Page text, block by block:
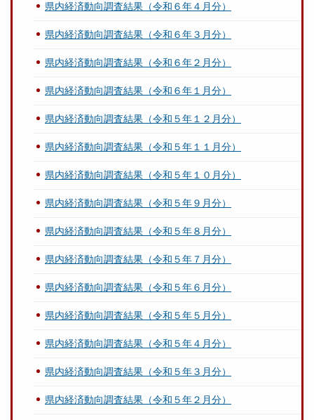
県内経済動向調査結果（令和６年４月分）
県内経済動向調査結果（令和６年３月分）
県内経済動向調査結果（令和６年２月分）
県内経済動向調査結果（令和６年１月分）
県内経済動向調査結果（令和５年１２月分）
県内経済動向調査結果（令和５年１１月分）
県内経済動向調査結果（令和５年１０月分）
県内経済動向調査結果（令和５年９月分）
県内経済動向調査結果（令和５年８月分）
県内経済動向調査結果（令和５年７月分）
県内経済動向調査結果（令和５年６月分）
県内経済動向調査結果（令和５年５月分）
県内経済動向調査結果（令和５年４月分）
県内経済動向調査結果（令和５年３月分）
県内経済動向調査結果（令和５年２月分）